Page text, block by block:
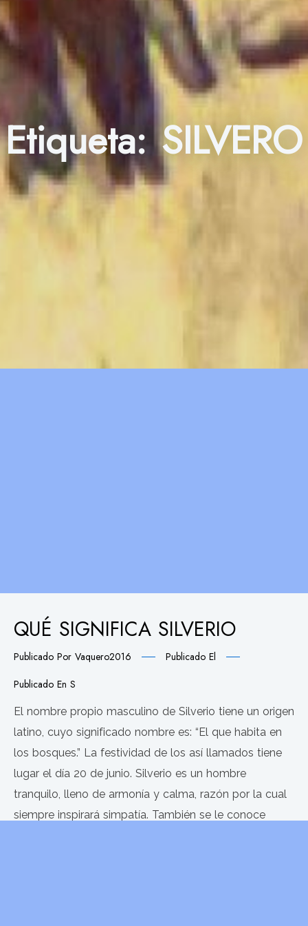
Etiqueta:SILVERO
QUÉ SIGNIFICA SILVERIO
Publicado Por Vaquero2016
Publicado El
Publicado En S
El nombre propio masculino de Silverio tiene un origen
latino, cuyo significado nombre es: “El que habita en
los bosques.” La festividad de los así llamados tiene
lugar el día 20 de junio. Silverio es un hombre
tranquilo, lleno de armonía y calma, razón por la cual
siempre inspirará simpatía. También se le conoce